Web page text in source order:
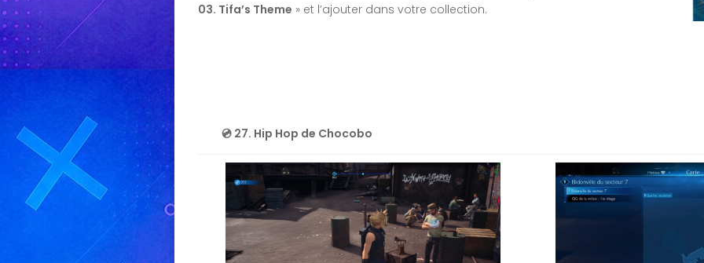
03. Tifa’s Theme » et l’ajouter dans votre collection.
💿 27. Hip Hop de Chocobo